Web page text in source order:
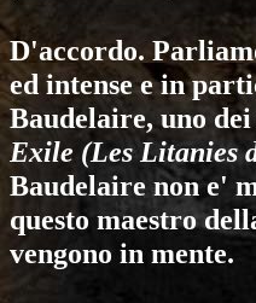
D'accordo.
ed intense e in
Baudelaire, uno
Exile (Les Litanies
Baudelaire non e'
questo maestro
vengono in mente.